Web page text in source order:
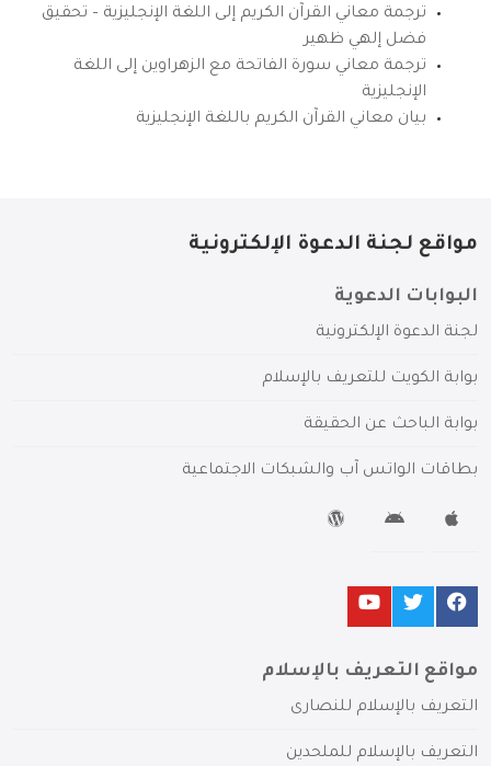
ترجمة معاني القرآن الكريم إلى اللغة الإنجليزية – تحقيق
فضل إلهي ظهير
ترجمة معاني سورة الفاتحة مع الزهراوين إلى اللغة
الإنجليزية
بيان معاني القرآن الكريم باللغة الإنجليزية
مواقع لجنة الدعوة الإلكترونية
البوابات الدعوية
لجنة الدعوة الإلكترونية
بوابة الكويت للتعريف بالإسلام
بوابة الباحث عن الحقيقة
بطاقات الواتس آب والشبكات الاجتماعية
مواقع التعريف بالإسلام
التعريف بالإسلام للنصارى
التعريف بالإسلام للملحدين